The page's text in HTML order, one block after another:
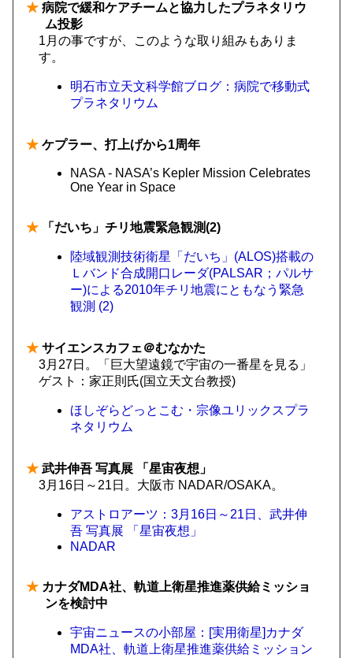
★ 病院で緩和ケアチームと協力したプラネタリウ
ム投影
1月の事ですが、このような取り組みもありま
す。
明石市立天文科学館ブログ：病院で移動式
プラネタリウム
★ ケプラー、打上げから1周年
NASA - NASA’s Kepler Mission Celebrates
One Year in Space
★ 「だいち」チリ地震緊急観測(2)
陸域観測技術衛星「だいち」(ALOS)搭載の
Ｌバンド合成開口レーダ(PALSAR；パルサ
ー)による2010年チリ地震にともなう緊急
観測 (2)
★ サイエンスカフェ＠むなかた
3月27日。「巨大望遠鏡で宇宙の一番星を見る」
ゲスト：家正則氏(国立天文台教授)
ほしぞらどっとこむ・宗像ユリックスプラ
ネタリウム
★ 武井伸吾 写真展 「星宙夜想」
3月16日～21日。大阪市 NADAR/OSAKA。
アストロアーツ：3月16日～21日、武井伸
吾 写真展 「星宙夜想」
NADAR
★ カナダMDA社、軌道上衛星推進薬供給ミッショ
ンを検討中
宇宙ニュースの小部屋：[実用衛星]カナダ
MDA社、軌道上衛星推進薬供給ミッション